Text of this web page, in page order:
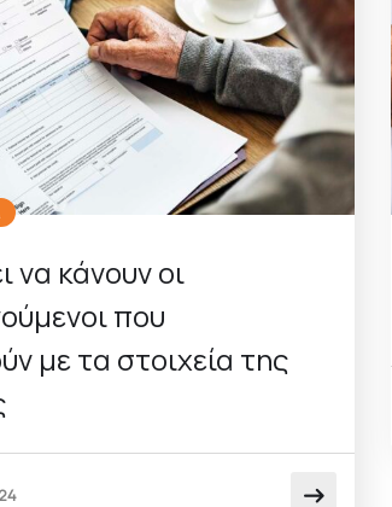
να κάνουν οι
που
με τα στοιχεία της